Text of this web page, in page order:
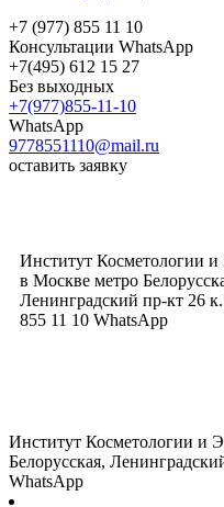
+7 (977) 855 11 10
Консультации WhatsApp
+7(495) 612 15 27
Без выходных
+7(977)855-11-10
WhatsApp
9778551110@mail.ru
оставить заявку
Институт Косметологии и
в Москве метро
Ленинградский пр-кт 26
855 11 10 WhatsApp
Институт Косметологии и
Белорусская,
WhatsApp